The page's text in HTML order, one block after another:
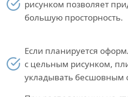
рисунком позволяет
большую просторность.
Если планируется
с цельным рисунком,
укладывать бесшовным